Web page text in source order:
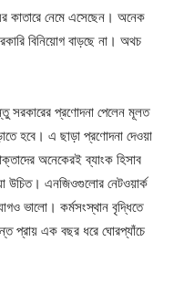
কাতারে নেমে এসেছেন। অনেক
বিনিয়োগ বাড়ছে না। অথচ
সরকারের প্রণোদনা পেলেন মূলত
হবে। এ ছাড়া প্রণোদনা দেওয়া
অনেকেরই ব্যাংক হিসাব
উচিত। এনজিওগুলোর নেটওয়ার্ক
ভালো। কর্মসংস্থান বৃদ্ধিতে
প্রায় এক বছর ধরে ঘোরপ্যাঁচে